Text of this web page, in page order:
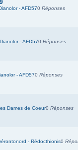
- AFD570 Réponses
Dianolor - AFD570 Réponses
- AFD570 Réponses
Dames de Coeur0 Réponses
- Rédocthionis0